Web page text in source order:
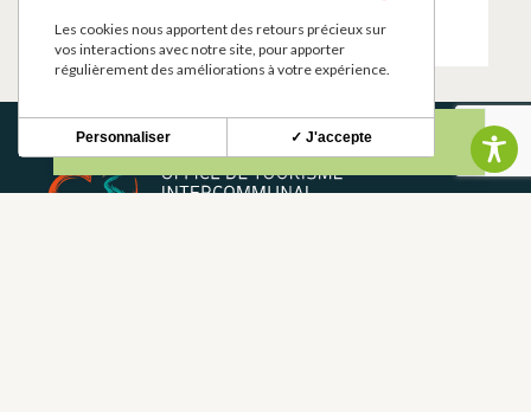
PEYROLIERES
SAINTE-FOY-DE-
PEYROLIERES
Les cookies nous apportent des retours précieux sur
vos interactions avec notre site, pour apporter
régulièrement des améliorations à votre expérience.
✓ J'accepte
Personnaliser